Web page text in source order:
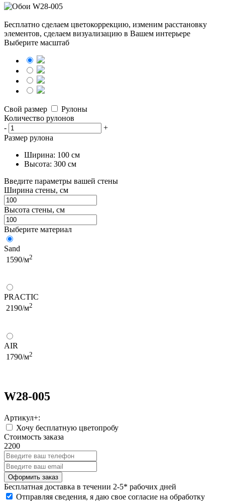
Бесплатно сделаем цветокоррекцию, изменим расстановку
элементов, сделаем визуализацию в Вашем интерьере
Выберите масштаб
Свой размер
Рулоны
Количество рулонов
-
+
Размер рулона
Ширина: 100 см
Высота: 300 см
Введите параметры вашей стены
Ширина стены, см
Высота стены, см
Выберите материал
Sand
1590/м2
PRACTIC
2190/м2
AIR
1790/м2
W28-005
Артикул+:
Хочу бесплатную цветопробу
Стоимость заказа
2200
Бесплатная доставка в течении 2-5* рабочих дней
Отправляя сведения, я даю свое согласие на обработку